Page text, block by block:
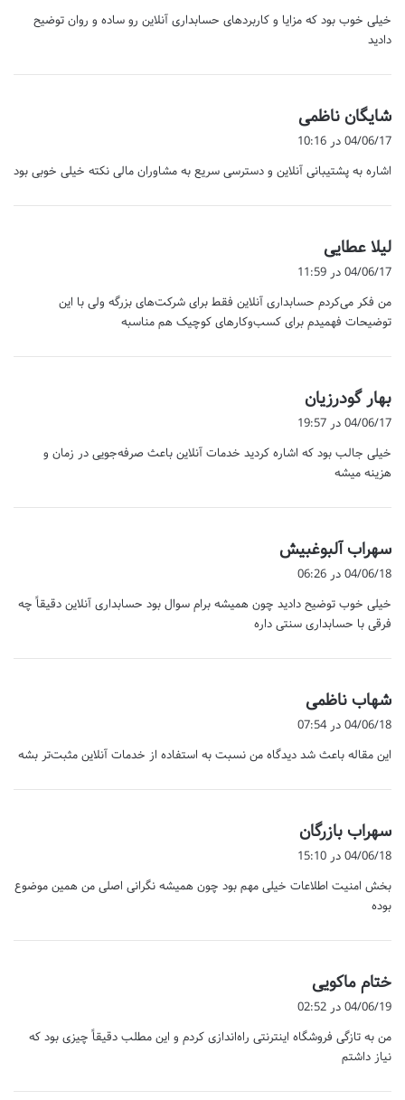
:
خیلی خوب بود که مزایا و کاربردهای حسابداری آنلاین رو ساده و روان توضیح
دادید
شایگان ناظمی
:
04/06/17 در 10:16
اشاره به پشتیبانی آنلاین و دسترسی سریع به مشاوران مالی نکته خیلی خوبی بود
لیلا عطایی
ف
:
04/06/17 در 11:59
من فکر می‌کردم حسابداری آنلاین فقط برای شرکت‌های بزرگه ولی با این
توضیحات فهمیدم برای کسب‌وکارهای کوچیک هم مناسبه
بهار گودرزیان
ف
:
04/06/17 در 19:57
خیلی جالب بود که اشاره کردید خدمات آنلاین باعث صرفه‌جویی در زمان و
هزینه میشه
سهراب آلبوغبیش
:
04/06/18 در 06:26
خیلی خوب توضیح دادید چون همیشه برام سوال بود حسابداری آنلاین دقیقاً چه
فرقی با حسابداری سنتی داره
شهاب ناظمی
ف
:
04/06/18 در 07:54
این مقاله باعث شد دیدگاه من نسبت به استفاده از خدمات آنلاین مثبت‌تر بشه
سهراب بازرگان
ف
:
04/06/18 در 15:10
بخش امنیت اطلاعات خیلی مهم بود چون همیشه نگرانی اصلی من همین موضوع
بوده
ختام ماکویی
ف
:
04/06/19 در 02:52
من به تازگی فروشگاه اینترنتی راه‌اندازی کردم و این مطلب دقیقاً چیزی بود که
نیاز داشتم